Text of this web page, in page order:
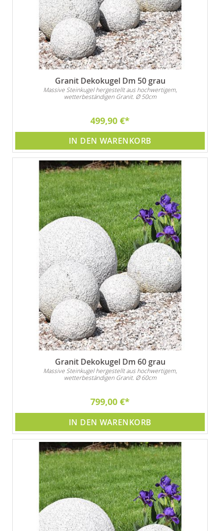
Granit Dekokugel Dm 50 grau
Massive Steinkugel hergestellt aus hochwertigem,
wetterbeständigen Granit. Ø 50cm
499,90 €
IN DEN WARENKORB
Granit Dekokugel Dm 60 grau
Massive Steinkugel hergestellt aus hochwertigem,
wetterbeständigen Granit. Ø 60cm
799,00 €
IN DEN WARENKORB